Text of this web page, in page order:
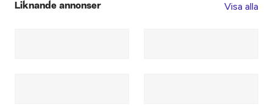
Liknande annonser Visa alla